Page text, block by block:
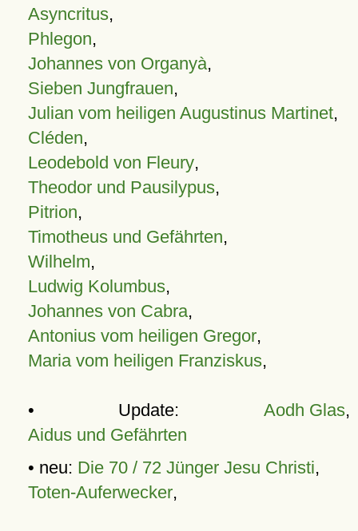
Asyncritus,
Phlegon,
Johannes von Organyà,
Sieben Jungfrauen,
Julian vom heiligen Augustinus Martinet,
Cléden,
Leodebold von Fleury,
Theodor und Pausilypus,
Pitrion,
Timotheus und Gefährten,
Wilhelm,
Ludwig Kolumbus,
Johannes von Cabra,
Antonius vom heiligen Gregor,
Maria vom heiligen Franziskus,
• Update: Aodh Glas,
Aidus und Gefährten
• neu: Die 70 / 72 Jünger Jesu Christi,
Toten-Auferwecker,